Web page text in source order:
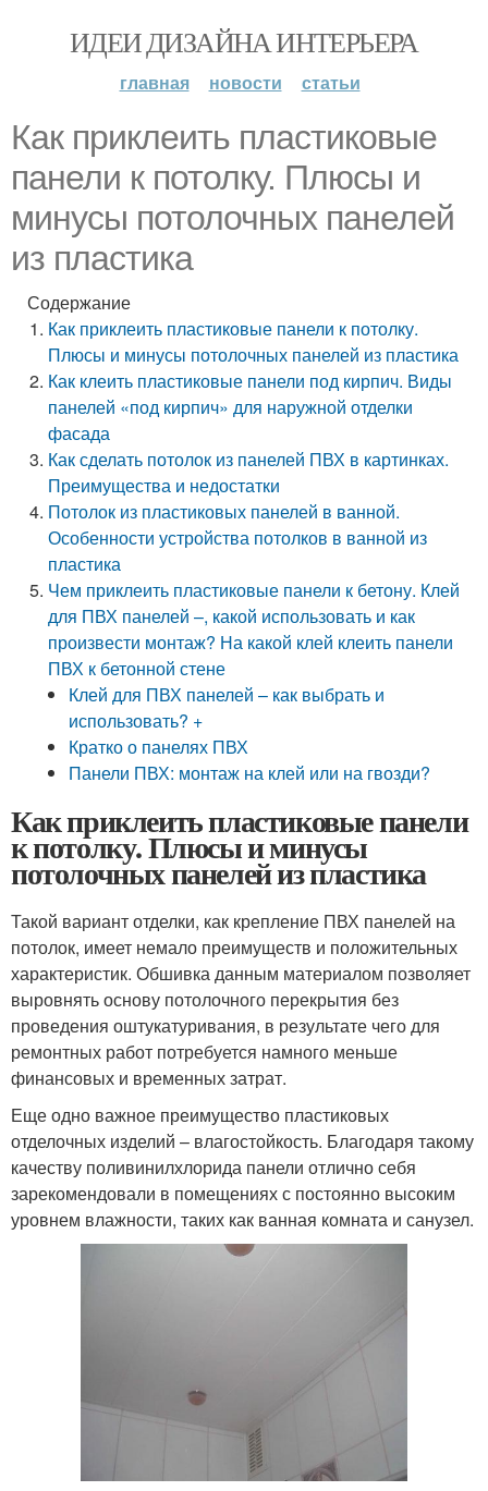
ИДЕИ ДИЗАЙНА ИНТЕРЬЕРА
главная новости статьи
Как приклеить пластиковые
панели к потолку. Плюсы и
минусы потолочных панелей
из пластика
Содержание
Как приклеить пластиковые панели к потолку.
Плюсы и минусы потолочных панелей из пластика
Как клеить пластиковые панели под кирпич. Виды
панелей «под кирпич» для наружной отделки
фасада
Как сделать потолок из панелей ПВХ в картинках.
Преимущества и недостатки
Потолок из пластиковых панелей в ванной.
Особенности устройства потолков в ванной из
пластика
Чем приклеить пластиковые панели к бетону. Клей
для ПВХ панелей –, какой использовать и как
произвести монтаж? На какой клей клеить панели
ПВХ к бетонной стене
Клей для ПВХ панелей – как выбрать и
использовать? +
Кратко о панелях ПВХ
Панели ПВХ: монтаж на клей или на гвозди?
Как приклеить пластиковые панели
к потолку. Плюсы и минусы
потолочных панелей из пластика
Такой вариант отделки, как крепление ПВХ панелей на
потолок, имеет немало преимуществ и положительных
характеристик. Обшивка данным материалом позволяет
выровнять основу потолочного перекрытия без
проведения оштукатуривания, в результате чего для
ремонтных работ потребуется намного меньше
финансовых и временных затрат.
Еще одно важное преимущество пластиковых
отделочных изделий – влагостойкость. Благодаря такому
качеству поливинилхлорида панели отлично себя
зарекомендовали в помещениях с постоянно высоким
уровнем влажности, таких как ванная комната и санузел.